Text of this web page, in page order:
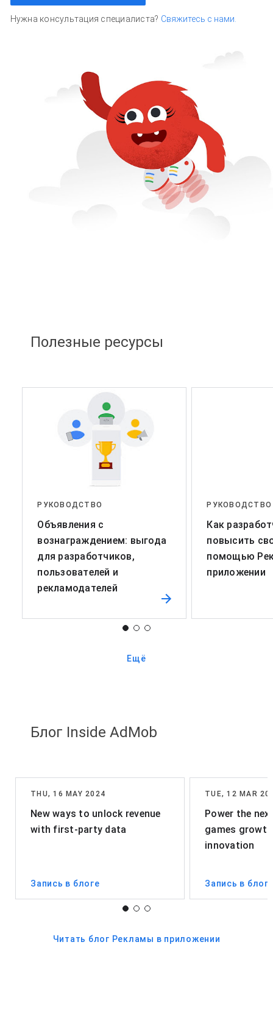
Нужна консультация специалиста? Свяжитесь с нами.
Полезные ресурсы
РУКОВОДСТВО
Объявления с
вознаграждением: выгода
для разработчиков,
пользователей и
рекламодателей
РУКОВОДСТВО
Как
повысить
помощью
приложении
Ещё
Блог Inside AdMob
THU, 16 MAY 2024
New ways to unlock revenue
with first-party data
Запись в блоге
TUE, 12 MAR
Power the
games
innovation
Запись в
Читать блог Рекламы в приложении